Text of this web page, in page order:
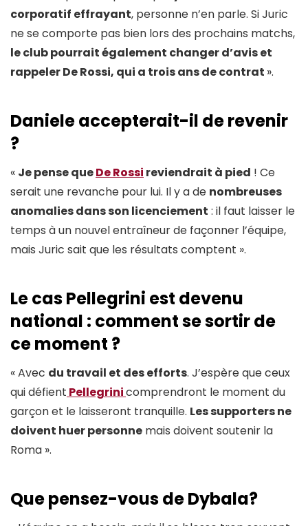
corporatif effrayant, personne n’en parle. Si Juric
ne se comporte pas bien lors des prochains matchs,
le club pourrait également changer d’avis et
rappeler De Rossi, qui a trois ans de contrat ».
Daniele accepterait-il de revenir
?
« Je pense queDe Rossi reviendrait à pied ! Ce
serait une revanche pour lui. Il y a de nombreuses
anomalies dans son licenciement : il faut laisser le
temps à un nouvel entraîneur de façonner l’équipe,
mais Juric sait que les résultats comptent ».
Le cas Pellegrini est devenu
national : comment se sortir de
ce moment ?
« Avec du travail et des efforts. J’espère que ceux
qui défient Pellegrinicomprendront le moment du
garçon et le laisseront tranquille. Les supporters ne
doivent huer personne mais doivent soutenir la
Roma ».
Que pensez-vous de Dybala?